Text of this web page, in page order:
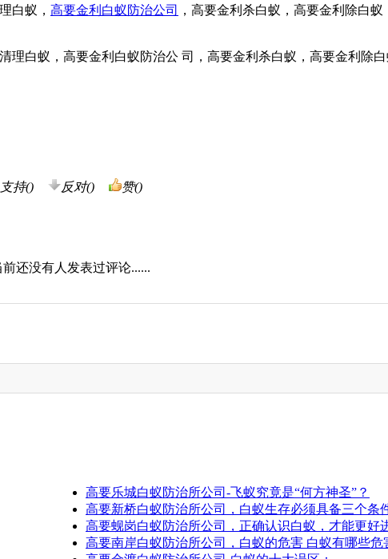
白蚁， 高要金利白蚁防治公司
，高要金利杀白蚁，高要金利除白
支持() 反对() 赞()
前还没有人发表过评论......
高要乐城白蚁防治所公司-飞蚁究竟是“何方神圣”？
高要新桥白蚁防治所公司，白蚁生存必须具备三个条
高要蚬岗白蚁防治所公司，正确认识白蚁，才能更好
高要南岸白蚁防治所公司，白蚁的危害 白蚁有哪些危